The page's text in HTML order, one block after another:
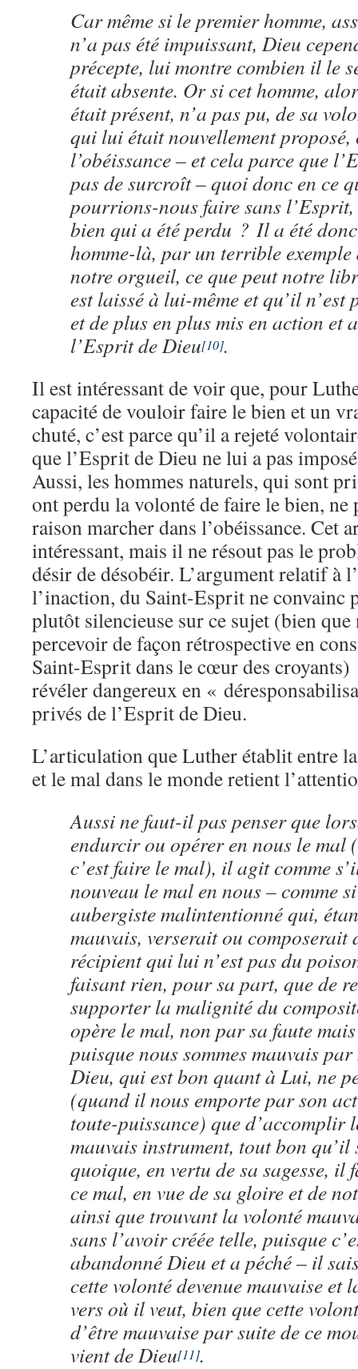
Car même si le premier homme,
n’a pas été impuissant, Dieu
précepte, lui montre combien il le
était absente. Or si cet homme,
était présent, n’a pas pu, de sa
qui lui était nouvellement proposé,
l’obéissance – et cela parce que
pas de surcroît – quoi donc en ce
pourrions-nous faire sans
bien qui a été perdu ? Il a été
homme-là, par un terrible exemple
notre orgueil, ce que peut notre
est laissé à lui-même et qu’il n’est
et de plus en plus mis en action et
l’Esprit de Dieu[10].
Il est intéressant de voir que, pour
capacité de vouloir faire le bien et un
chuté, c’est parce qu’il a rejeté
que l’Esprit de Dieu ne lui a pas
Aussi, les hommes naturels, qui sont
ont perdu la volonté de faire le bien,
raison marcher dans l’obéissance. Cet
intéressant, mais il ne résout pas le
désir de désobéir. L’argument relatif à
l’inaction, du Saint-Esprit ne convainc
plutôt silencieuse sur ce sujet (bien
percevoir de façon rétrospective en
Saint-Esprit dans le cœur des
révéler dangereux en «
privés de l’Esprit de Dieu.
L’articulation que Luther établit entre
et le mal dans le monde retient
Aussi ne faut-il pas penser que
endurcir ou opérer en nous le mal
c’est faire le mal), il agit comme
nouveau le mal en nous – comme
aubergiste malintentionné qui,
mauvais, verserait ou composerait
récipient qui lui n’est pas du
faisant rien, pour sa part, que de
supporter la malignité du
opère le mal, non par sa faute
puisque nous sommes mauvais
Dieu, qui est bon quant à Lui, ne
(quand il nous emporte par son
toute-puissance) que d’accomplir
mauvais instrument, tout bon qu’il
quoique, en vertu de sa sagesse, il
ce mal, en vue de sa gloire et de
ainsi que trouvant la volonté
sans l’avoir créée telle, puisque
abandonné Dieu et a péché – il
cette volonté devenue mauvaise et
vers où il veut, bien que cette
d’être mauvaise par suite de ce
vient de Dieu[11].